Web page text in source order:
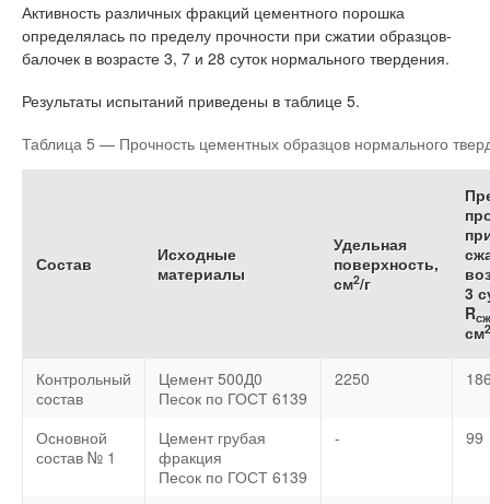
Активность различных фракций цементного порошка
определялась по пределу прочности при сжатии образцов-
балочек в возрасте 3, 7 и 28 суток нормального твердения.
Результаты испытаний приведены в таблице 5.
Таблица 5 — Прочность цементных образцов нормального
Состав
Исходные
материалы
Удельная
поверхность,
см2/г
3
Rсж
см2
Контрольный
состав
Цемент 500Д0
Песок по ГОСТ 6139
2250
Основной
состав № 1
Цемент грубая
фракция
Песок по ГОСТ 6139
- 99